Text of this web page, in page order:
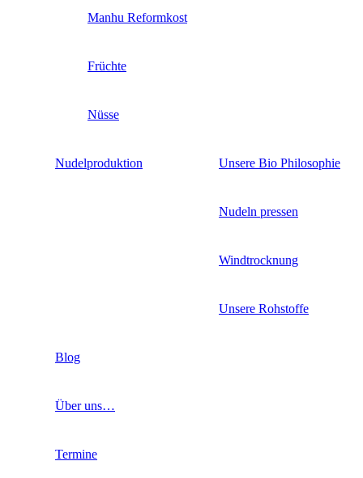
Manhu Reformkost
Früchte
Nüsse
Nudelproduktion Unsere Bio Philosophie
Nudeln pressen
Windtrocknung
Unsere Rohstoffe
Blog
Über uns…
Termine